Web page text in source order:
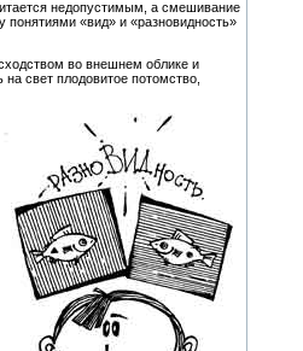
недопустимым, а смешивание
«вид» и «разновидность»
во внешнем облике и
свет плодовитое потомство,